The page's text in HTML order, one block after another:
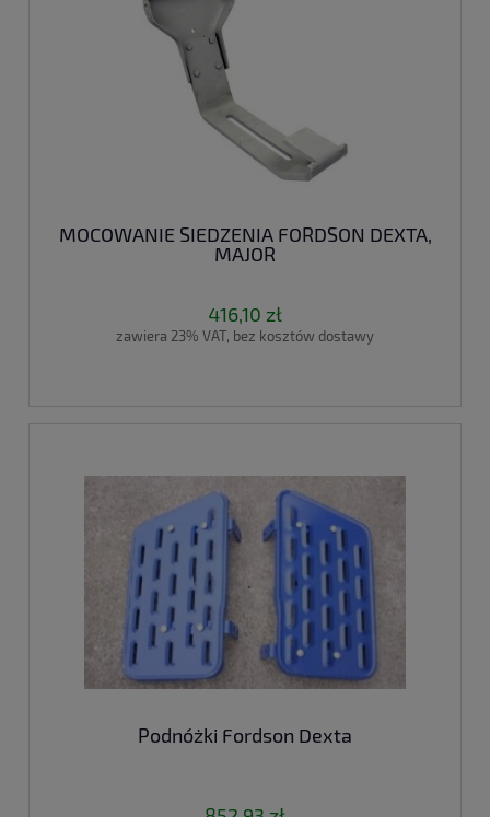
MOCOWANIE SIEDZENIA FORDSON DEXTA,
MAJOR
416,10 zł
zawiera 23% VAT, bez kosztów dostawy
Podnóżki Fordson Dexta